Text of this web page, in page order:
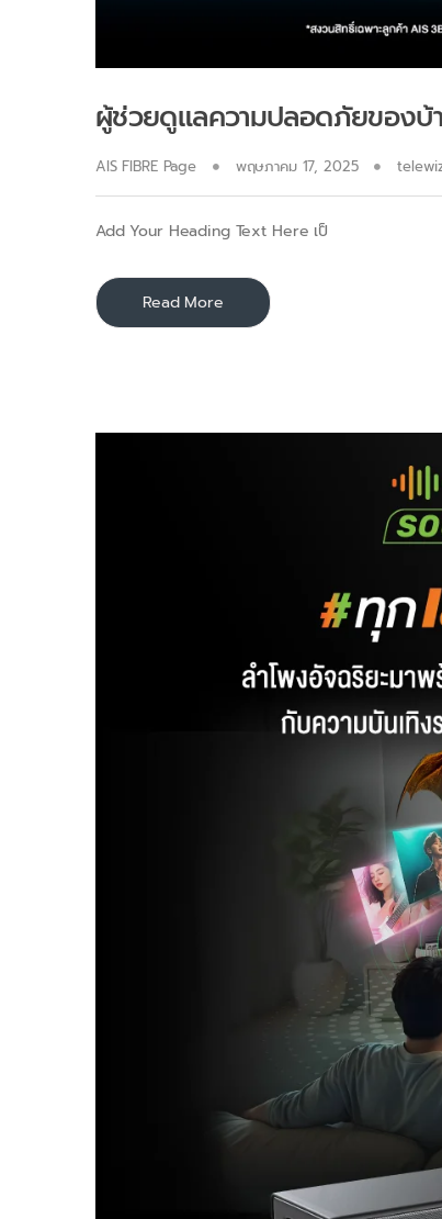
ผู้ช่วยดูแลความปลอดภัยของ
AIS FIBRE Page พฤษภาคม 17, 2025
Add Your Heading Text Here เป็
Read More